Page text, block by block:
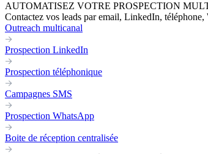
AUTOMATISEZ VOTRE PROSPECTION
Contactez vos leads par email, LinkedIn,
Outreach multicanal
Prospection LinkedIn
Prospection téléphonique
Campagnes SMS
Prospection WhatsApp
Boite de réception centralisée